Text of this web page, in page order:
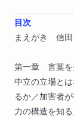
目次
まえがき 信田
第一章 言葉を
中立の立場と
るか／加害者
力の構造を知